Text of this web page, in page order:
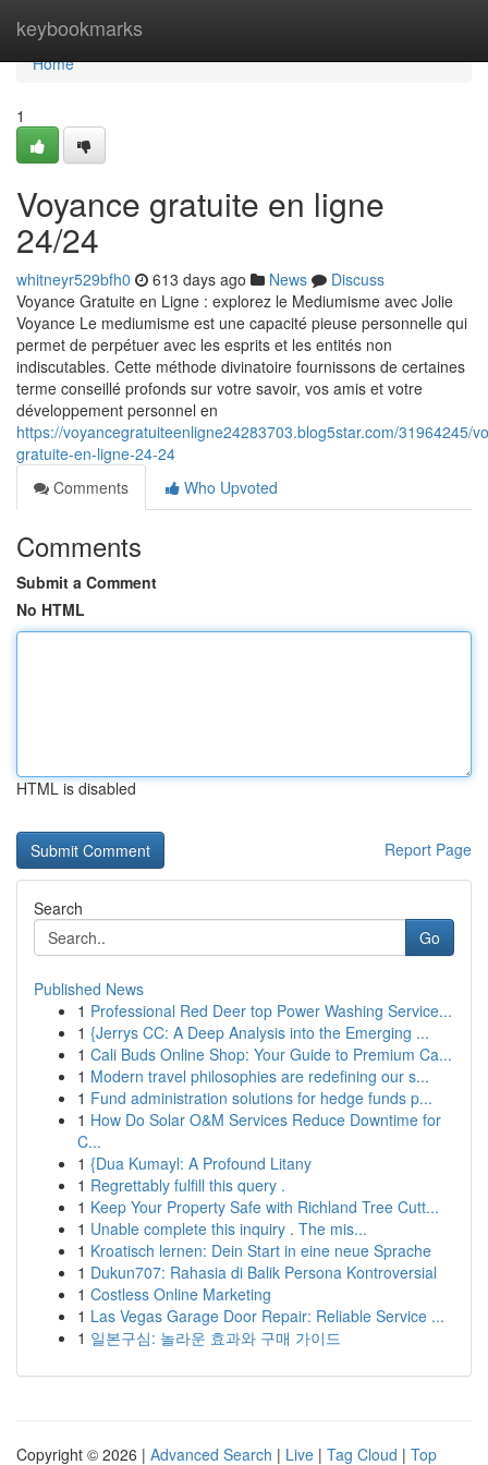
keybookmarks
Home
Home
1
Voyance gratuite en ligne
24/24
whitneyr529bfh0 613 days ago News
Discuss
Voyance Gratuite en Ligne : explorez le Mediumisme avec Jolie
Voyance Le mediumisme est une capacité pieuse personnelle qui
permet de perpétuer avec les esprits et les entités non
indiscutables. Cette méthode divinatoire fournissons de certaines
terme conseillé profonds sur votre savoir, vos amis et votre
développement personnel en
https://voyancegratuiteenligne24283703.blog5star.com/31964245/
gratuite-en-ligne-24-24
Comments
Who Upvoted
Comments
Submit a Comment
No HTML
HTML is disabled
Report Page
Search
Go
Published News
1 Professional Red Deer top Power Washing Service...
1 {Jerrys CC: A Deep Analysis into the Emerging ...
1 Cali Buds Online Shop: Your Guide to Premium Ca...
1 Modern travel philosophies are redefining our s...
1 Fund administration solutions for hedge funds p...
1 How Do Solar O&M Services Reduce Downtime for
C...
1 {Dua Kumayl: A Profound Litany
1 Regrettably fulfill this query .
1 Keep Your Property Safe with Richland Tree Cutt...
1 Unable complete this inquiry . The mis...
1 Kroatisch lernen: Dein Start in eine neue Sprache
1 Dukun707: Rahasia di Balik Persona Kontroversial
1 Costless Online Marketing
1 Las Vegas Garage Door Repair: Reliable Service ...
1 일본구심: 놀라운 효과와 구매 가이드
Copyright © 2026 | Advanced Search | Live | Tag Cloud | Top